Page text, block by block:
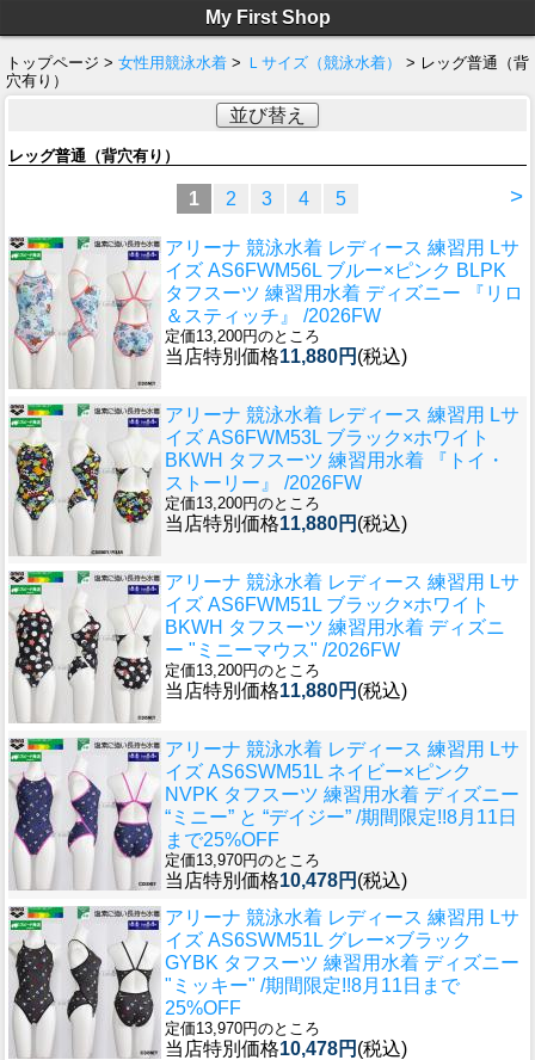
My First Shop
トップページ > 女性用競泳水着 > Ｌサイズ（競泳水着）
> レッグ普通（背
穴有り）
並び替え
レッグ普通（背穴有り）
>
1 2 3 4 5
アリーナ 競泳水着 レディース 練習用 Lサ
イズ AS6FWM56L ブルー×ピンク BLPK
タフスーツ 練習用水着 ディズニー 『リロ
＆スティッチ』 /2026FW
定価13,200円のところ
当店特別価格11,880円 (税込)
アリーナ 競泳水着 レディース 練習用 Lサ
イズ AS6FWM53L ブラック×ホワイト
BKWH タフスーツ 練習用水着 『トイ・
ストーリー』 /2026FW
定価13,200円のところ
当店特別価格11,880円 (税込)
アリーナ 競泳水着 レディース 練習用 Lサ
イズ AS6FWM51L ブラック×ホワイト
BKWH タフスーツ 練習用水着 ディズニ
ー "ミニーマウス" /2026FW
定価13,200円のところ
当店特別価格11,880円 (税込)
アリーナ 競泳水着 レディース 練習用 Lサ
イズ AS6SWM51L ネイビー×ピンク
NVPK タフスーツ 練習用水着 ディズニー
“ミニー” と “デイジー” /期間限定!!8月11日
まで25%OFF
定価13,970円のところ
当店特別価格10,478円 (税込)
アリーナ 競泳水着 レディース 練習用 Lサ
イズ AS6SWM51L グレー×ブラック
GYBK タフスーツ 練習用水着 ディズニー
"ミッキー" /期間限定!!8月11日まで
25%OFF
定価13,970円のところ
当店特別価格10,478円 (税込)